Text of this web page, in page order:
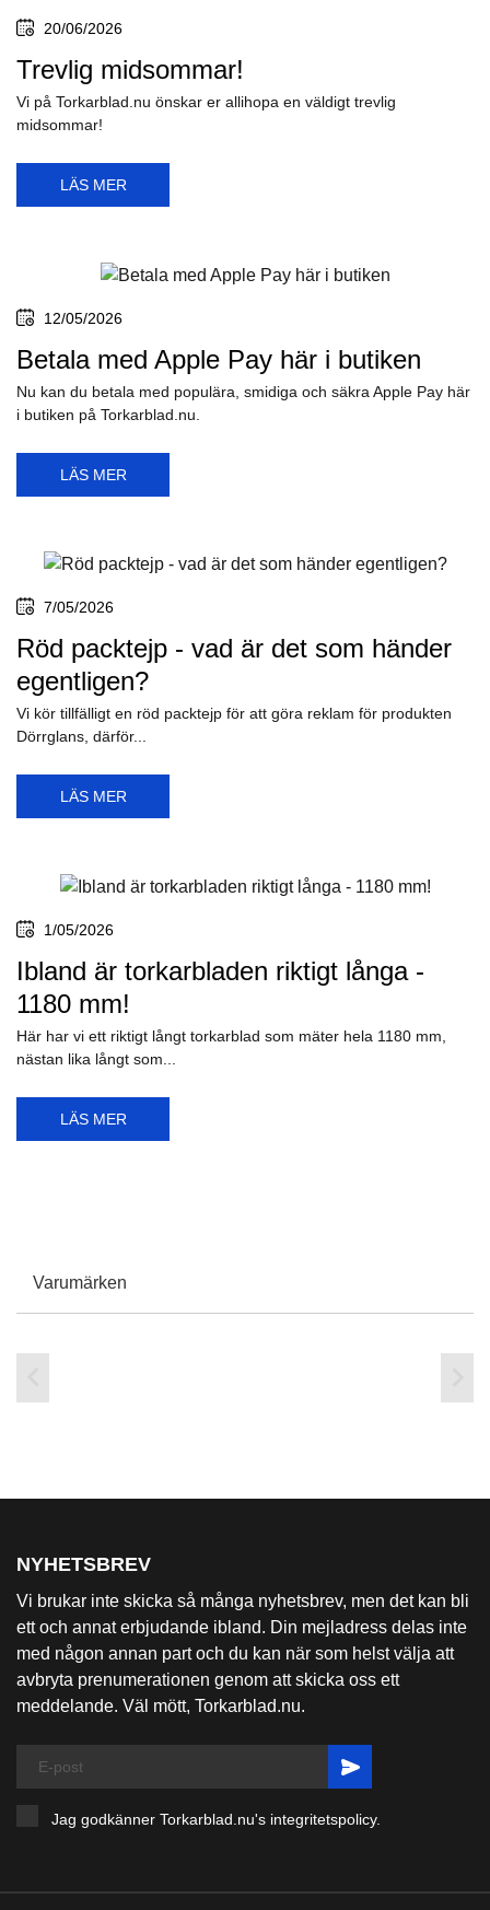
20/06/2026
Trevlig midsommar!
Vi på Torkarblad.nu önskar er allihopa en väldigt trevlig
midsommar!
LÄS MER
12/05/2026
Betala med Apple Pay här i butiken
Nu kan du betala med populära, smidiga och säkra Apple Pay här
i butiken på Torkarblad.nu.
LÄS MER
7/05/2026
Röd packtejp - vad är det som händer
egentligen?
Vi kör tillfälligt en röd packtejp för att göra reklam för produkten
Dörrglans, därför...
LÄS MER
1/05/2026
Ibland är torkarbladen riktigt långa -
1180 mm!
Här har vi ett riktigt långt torkarblad som mäter hela 1180 mm,
nästan lika långt som...
LÄS MER
Varumärken
NYHETSBREV
Vi brukar inte skicka så många nyhetsbrev, men det kan bli
ett och annat erbjudande ibland. Din mejladress delas inte
med någon annan part och du kan när som helst välja att
avbryta prenumerationen genom att skicka oss ett
meddelande. Väl mött, Torkarblad.nu.
Jag godkänner Torkarblad.nu's integritetspolicy.